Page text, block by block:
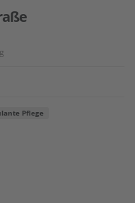
Pflege